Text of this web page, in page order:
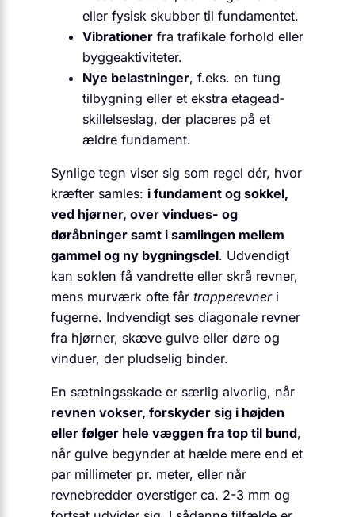
eller fysisk skubber til fundamentet.
Vibrationer fra trafikale forhold eller
byggeaktiviteter.
Nye belastninger, f.eks. en tung
tilbygning eller et ekstra etagead­
skillelseslag, der placeres på et
ældre fundament.
Synlige tegn viser sig som regel dér, hvor
kræfter samles: i fundament og sokkel,
ved hjørner, over vindues- og
døråbninger samt i samlingen mellem
gammel og ny bygningsdel. Udvendigt
kan soklen få vandrette eller skrå revner,
mens murværk ofte får trapperevneri
fugerne. Indvendigt ses diagonale revner
fra hjørner, skæve gulve eller døre og
vinduer, der pludselig binder.
En sætningsskade er særlig alvorlig, når
revnen vokser, forskyder sig i højden
eller følger hele væggen fra top til bund,
når gulve begynder at hælde mere end et
par millimeter pr. meter, eller når
revnebredder overstiger ca. 2-3 mm og